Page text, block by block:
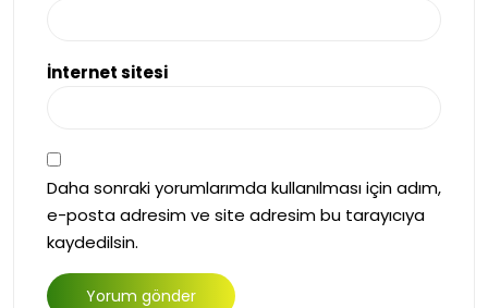
İnternet sitesi
Daha sonraki yorumlarımda kullanılması için adım,
e-posta adresim ve site adresim bu tarayıcıya
kaydedilsin.